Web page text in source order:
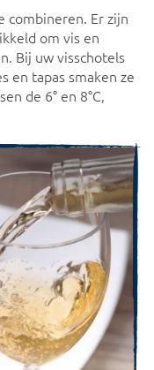
combineren. Er zijn
om vis en
Bij uw visschotels
en tapas smaken ze
de 6° en 8°C,